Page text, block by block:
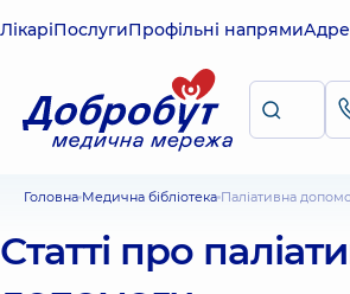
ЛікаріПослугиПрофільні напрями
Головна Медична бібліотека Паліативна
Статті про